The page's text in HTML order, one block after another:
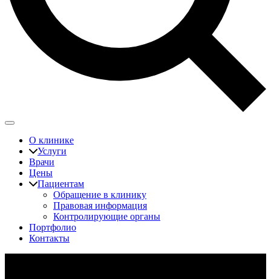
О клинике
Услуги
Врачи
Цены
Пациентам
Обращение в клинику
Правовая информация
Контролирующие органы
Портфолио
Контакты